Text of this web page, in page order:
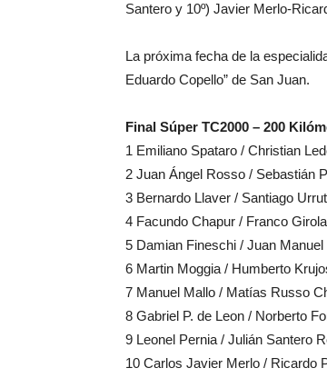
Santero y 10º) Javier Merlo-
La próxima fecha de la
Eduardo Copello” de San Juan.
Final Súper TC2000 – 200
1 Emiliano Spataro / Christian
2 Juan Ángel Rosso / Sebastián
3 Bernardo Llaver / Santiago
4 Facundo Chapur / Franco
5 Damian Fineschi / Juan
6 Martin Moggia / Humberto
7 Manuel Mallo / Matías Russo
8 Gabriel P. de Leon / Norberto
9 Leonel Pernia / Julián Santero
10 Carlos Javier Merlo / Ricardo